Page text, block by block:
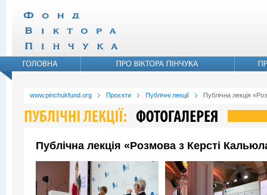
www.pinchukfund.org Проєкти Публічні лекції Публічна лекція
Публічна лекція «Розмова з Керсті